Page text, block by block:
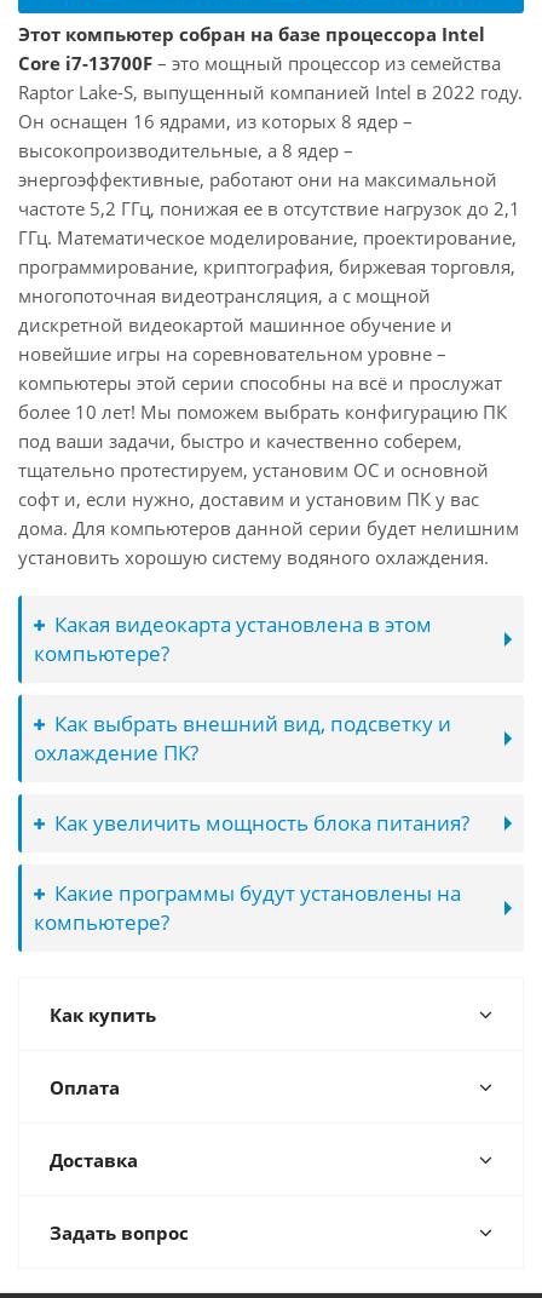
Этот компьютер собран на базе процессора Intel
Core i7-13700F – это мощный процессор из семейства
Raptor Lake-S, выпущенный компанией Intel в 2022 году.
Он оснащен 16 ядрами, из которых 8 ядер –
высокопроизводительные, а 8 ядер –
энергоэффективные, работают они на максимальной
частоте 5,2 ГГц, понижая ее в отсутствие нагрузок до 2,1
ГГц. Математическое моделирование, проектирование,
программирование, криптография, биржевая торговля,
многопоточная видеотрансляция, а с мощной
дискретной видеокартой машинное обучение и
новейшие игры на соревновательном уровне –
компьютеры этой серии способны на всё и прослужат
более 10 лет! Мы поможем выбрать конфигурацию ПК
под ваши задачи, быстро и качественно соберем,
тщательно протестируем, установим ОС и основной
софт и, если нужно, доставим и установим ПК у вас
дома. Для компьютеров данной серии будет нелишним
установить хорошую систему водяного охлаждения.
Какая видеокарта установлена в этом
компьютере?
Как выбрать внешний вид, подсветку и
охлаждение ПК?
Как увеличить мощность блока питания?
Какие программы будут установлены на
компьютере?
Как купить
Оплата
Доставка
Задать вопрос